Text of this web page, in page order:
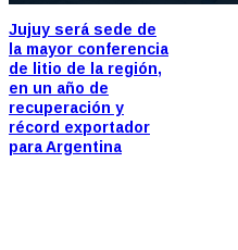
Jujuy será sede de
la mayor conferencia
de litio de la región,
en un año de
recuperación y
récord exportador
para Argentina